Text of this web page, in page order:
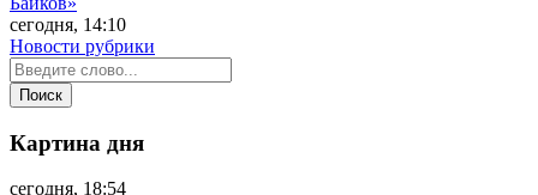
сегодня, 14:10
Новости рубрики
Картина дня
сегодня, 18:54